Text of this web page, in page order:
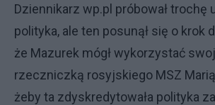
Dziennikarz wp.pl próbował trochę
polityka, ale ten posunął się o krok
że Mazurek mógł wykorzystać
rzeczniczką rosyjskiego MSZ
żeby ta zdyskredytowała polityka